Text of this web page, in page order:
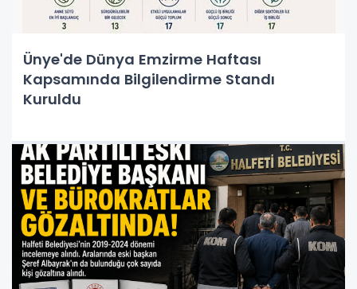
Ünye'de Dünya Emzirme Haftası
Kapsamında Bilgilendirme Standı
Kuruldu